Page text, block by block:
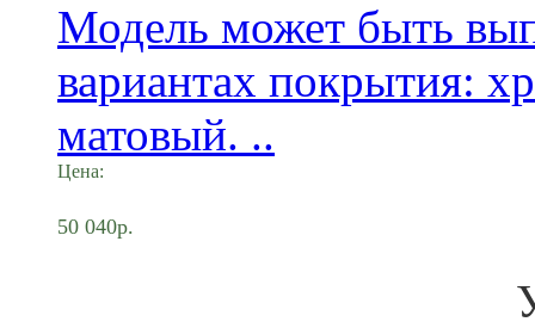
Модель может быть
вариантах покрытия:
матовый. ..
Цена:
50 040р.